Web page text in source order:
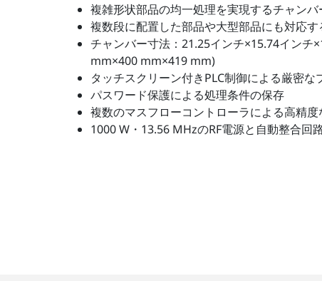
複雑形状部品の均一処理を実現するチャン
複数段に配置した部品や大型部品にも対応
チャンバー寸法：21.25インチ×15.74インチ
mm×400 mm×419 mm)
タッチスクリーン付きPLC制御による厳密な
パスワード保護による処理条件の保存
複数のマスフローコントローラによる高精
1000 W・13.56 MHzのRF電源と自動整合回